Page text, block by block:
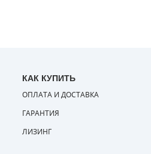
КАК КУПИТЬ
ОПЛАТА И ДОСТАВКА
ГАРАНТИЯ
ЛИЗИНГ